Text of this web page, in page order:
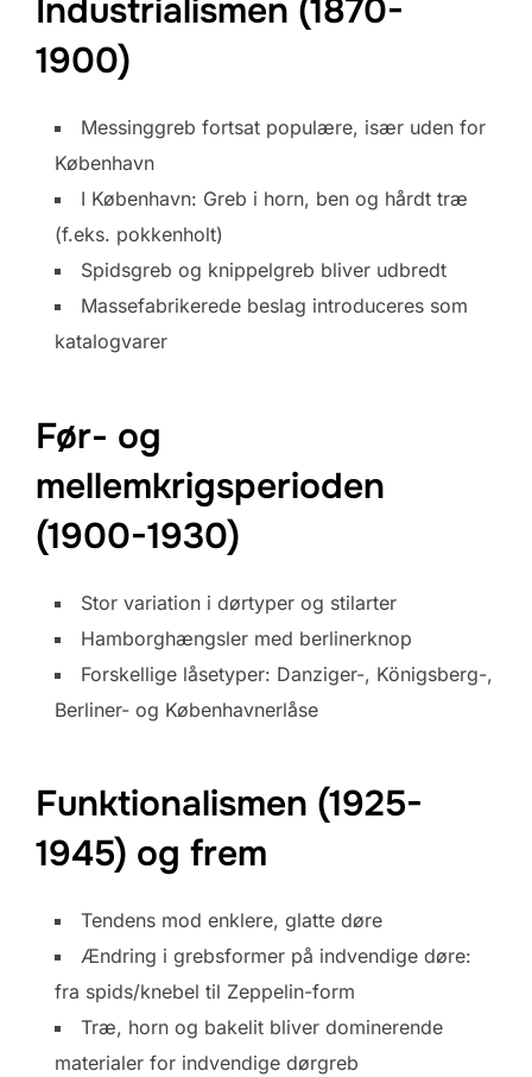
Industrialismen (1870-
1900)
Messinggreb fortsat populære, især uden for
København
I København: Greb i horn, ben og hårdt træ
(f.eks. pokkenholt)
Spidsgreb og knippelgreb bliver udbredt
Massefabrikerede beslag introduceres som
katalogvarer
Før- og
mellemkrigsperioden
(1900-1930)
Stor variation i dørtyper og stilarter
Hamborghængsler med berlinerknop
Forskellige låsetyper: Danziger-, Königsberg-,
Berliner- og Københavnerlåse
Funktionalismen (1925-
1945) og frem
Tendens mod enklere, glatte døre
Ændring i grebsformer på indvendige døre:
fra spids/knebel til Zeppelin-form
Træ, horn og bakelit bliver dominerende
materialer for indvendige dørgreb